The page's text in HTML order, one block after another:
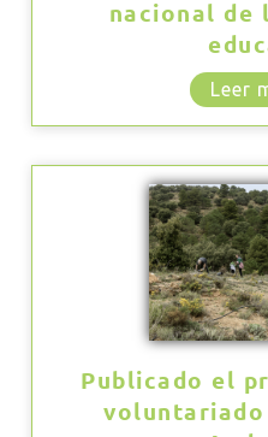
nacional de
Leer
Publicado el